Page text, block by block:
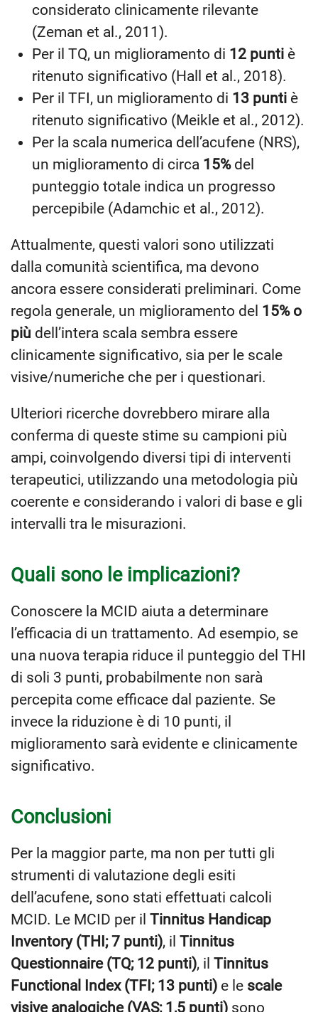
considerato clinicamente rilevante
(Zeman et al., 2011).
Per il TQ, un miglioramento di 12 punti è
ritenuto significativo (Hall et al., 2018).
Per il TFI, un miglioramento di 13 punti è
ritenuto significativo (Meikle et al., 2012).
Per la scala numerica dell’acufene (NRS),
un miglioramento di circa 15%del
punteggio totale indica un progresso
percepibile (Adamchic et al., 2012).
Attualmente, questi valori sono utilizzati
dalla comunità scientifica, ma devono
ancora essere considerati preliminari. Come
regola generale, un miglioramento del 15% o
più dell’intera scala sembra essere
clinicamente significativo, sia per le scale
visive/numeriche che per i questionari.
Ulteriori ricerche dovrebbero mirare alla
conferma di queste stime su campioni più
ampi, coinvolgendo diversi tipi di interventi
terapeutici, utilizzando una metodologia più
coerente e considerando i valori di base e gli
intervalli tra le misurazioni.
Quali sono le implicazioni?
Conoscere la MCID aiuta a determinare
l’efficacia di un trattamento. Ad esempio, se
una nuova terapia riduce il punteggio del THI
di soli 3 punti, probabilmente non sarà
percepita come efficace dal paziente. Se
invece la riduzione è di 10 punti, il
miglioramento sarà evidente e clinicamente
significativo.
Conclusioni
Per la maggior parte, ma non per tutti gli
strumenti di valutazione degli esiti
dell’acufene, sono stati effettuati calcoli
MCID. Le MCID per il Tinnitus Handicap
Inventory (THI; 7 punti), il Tinnitus
Questionnaire (TQ; 12 punti), il Tinnitus
Functional Index (TFI; 13 punti) e le scale
visive analogiche (VAS; 1,5 punti) sono